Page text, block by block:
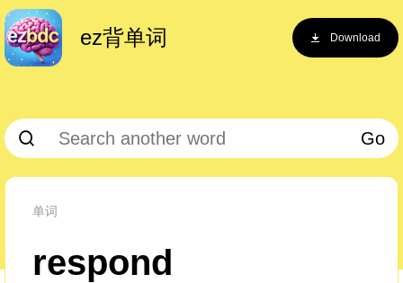
ez背单词 Download
Go
单词
respond